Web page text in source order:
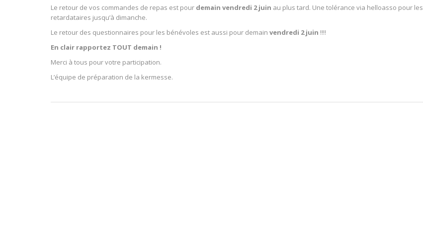
Le retour de vos commandes de repas est pour demain vendredi 2 juin au plus tard. Une tolérance via helloasso pour les
retardataires jusqu’à dimanche.
Le retour des questionnaires pour les bénévoles est aussi pour demain vendredi 2 juin !!!!
En clair rapportez TOUT demain !
Merci à tous pour votre participation.
L’équipe de préparation de la kermesse.